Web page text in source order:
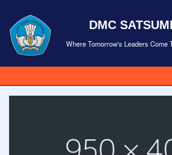
DMC SATSUMI
Where Tomorrow's Leaders Come